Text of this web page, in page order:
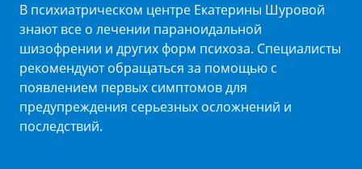
В психиатрическом центре Екатерины Шуровой
знают все о лечении параноидальной
шизофрении и других форм психоза. Специалисты
рекомендуют обращаться за помощью с
появлением первых симптомов для
предупреждения серьезных осложнений и
последствий.